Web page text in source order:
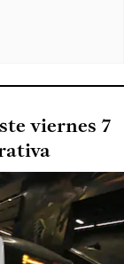
viernes 7